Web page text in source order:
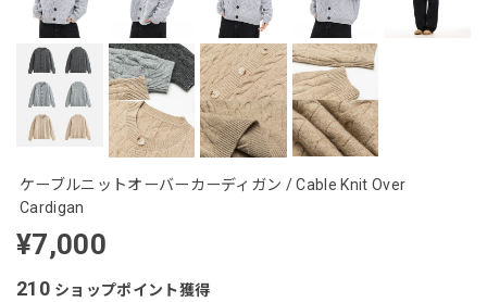
ケーブルニットオーバーカーディガン / Cable Knit Over
Cardigan
¥7,000
210 ショップポイント獲得